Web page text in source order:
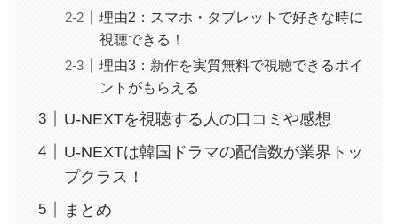
理由2：スマホ・タブレットで好きな時に
視聴できる！
理由3：新作を実質無料で視聴できるポイ
ントがもらえる
U-NEXTを視聴する人の口コミや感想
U-NEXTは韓国ドラマの配信数が業界トッ
プクラス！
まとめ